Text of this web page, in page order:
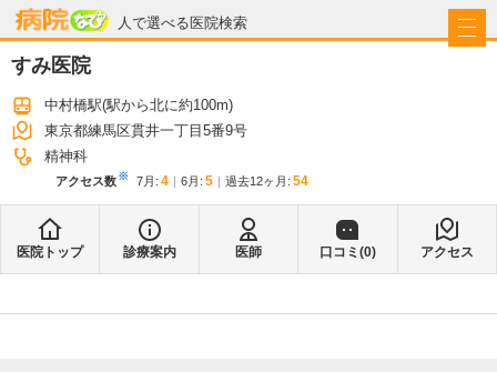
人で選べる医院検索
病院なび
すみ医院
中村橋駅(駅から北に約100m)
東京都練馬区貫井一丁目5番9号
精神科
アクセス数※ 7月 : 4 6月 : 5 過去12ヶ月: 54
医院トップ 診療案内 医師 口コミ(0) アクセス